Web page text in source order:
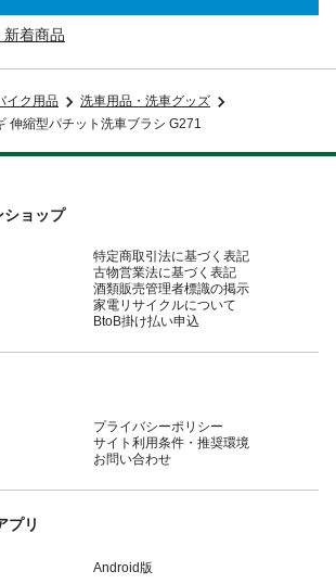
新着商品
イク用品
洗車用品・洗車グッズ
伸縮型パチット洗車ブラシ G271
ショップ
特定商取引法に基づく表記
古物営業法に基づく表記
酒類販売管理者標識の掲示
家電リサイクルについて
BtoB掛け払い申込
プライバシーポリシー
サイト利用条件・推奨環境
お問い合わせ
プリ
Android版